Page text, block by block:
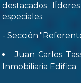
destacados
especiales:
- Sección
Juan Carlos
Inmobiliaria Edifica